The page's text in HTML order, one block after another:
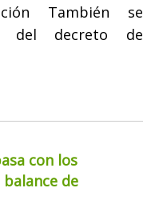
También se
del decreto de
con los
de